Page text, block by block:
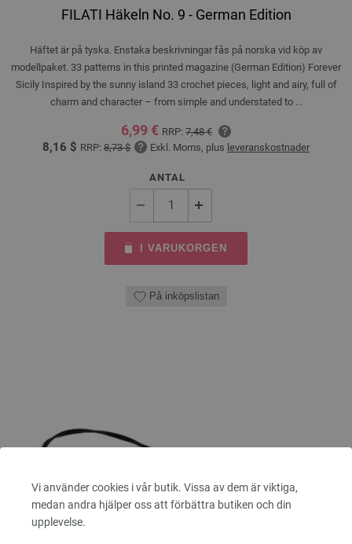
Vi använder cookies i vår butik. Vissa av dem är viktiga,
medan andra hjälper oss att förbättra butiken och din
upplevelse.
FILATI Häkeln No. 9 - German Edition
Häftet är på tyska. Enstaka beskrivningar fås på norska vid köp av
modellpaket. 33 patterns in this printed magazine (German Edition) Forever
Sicily Inspired by the sunny island 33 crochet pieces, light and airy, full of
charm and character – from simple and understated to ...
6,99 € RRP: 7,48 €
8,16 $ RRP: 8,73 $ Exkl. Moms, plus leveranskostnader
ANTAL
I VARUKORGEN
På inköpslistan